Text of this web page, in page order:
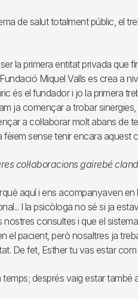
de salut totalment públic, el
la primera entitat privada que
Miquel Valls es crea a
és el fundador i jo la primera
ja començar a trobar
a col·laborar molt abans de
sense tenir encara aquest
col·laboracions gairebé
aquí i ens acompanyaven
I la psicòloga no sé si ja
consultes i que el
el pacient, però nosaltres ja
De fet, Esther tu vas estar
temps; després vaig estar